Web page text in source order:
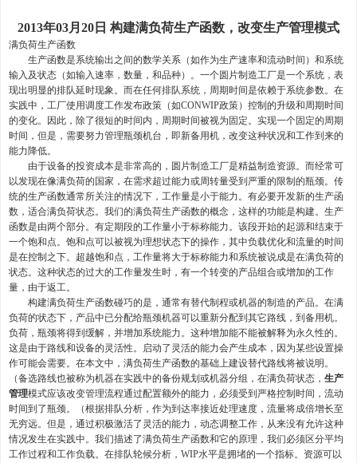
2013年03月20日 构建满负荷生产函数，改变生产管理模式
满负荷生产函数
生产函数是系统输出之间的数学关系（如作为生产速率和流动时间）和系统
输入及状态（如输入速率，数量，和品种）。一个圆片制造工厂是一个系统，表
现出明显的排队延时现象。而在任何排队系统，周期时间是依赖于系统参数。在
实践中，工厂使用调度工作发布政策（如CONWIP政策）控制的升级和周期时间
的变化。因此，除了很短的时间内，周期时间被视为固定。实现一个固定的周期
时间，但是，需要努力管理瓶颈机台，即新备用机，改变这种状况和工作到来的
能力降低。
由于设备的投资成本是非常高的，圆片制造工厂是精益制造资源。而经常可
以发现在像满负荷的国家，在需求超过能力或周转量受到严重的限制的瓶颈。传
统的生产函数通常所关注的情况下，工作量是小于能力。有必要开发新的生产函
数，适合满负荷状态。我们的满负荷生产函数的概念，这样的功能是构建。生产
函数是由两个部分。有定期段的工作量小于标称能力。该段开始的起源和结束于
一个饱和点。饱和点可以被视为理想状态下的操作，其中负载优化和流量的时间
是在控制之下。超越饱和点，工作量将大于标称能力和系统被说成是在满负荷的
状态。这种状态的过大的工作量发生时，有一个转变的产品组合或增加的工作
量，由于返工。
构建满负荷生产函数碰巧的是，通常有替代制程或机器的制造的产品。在满
负荷的状态下，产品中已分配给瓶颈机器可以重新分配到其它路线，到备用机。
负荷，瓶颈将得到缓解，并增加系统能力。这种增加能不能被解释为永久性的。
这是由于路线和设备的灵活性。启动了灵活的能力会产生成本，因为某些设置操
作可能会需要。在本文中，满负荷生产函数的基础上建设替代路线将被说明。
（备选路线也被称为机器在实践中的备份规划或机器分组，在满负荷状态， 生产
管理模式应该改变管理流程通过配置额外的能力，必须受到严格控制时间，流动
时间到了瓶颈。（根据排队分析，作为到达率接近处理速度，流量将成倍增长至
无穷远。但是，通过积极激活了灵活的能力，动态调整工作，从来没有允许这种
情况发生在实践中。我们描述了满负荷生产函数和它的原理，我们必须区分平均
工作过程和工作负载。在排队轮候分析，WIP水平是拥堵的一个指标。资源可以